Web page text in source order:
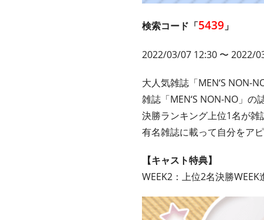
検索コード「5439 」
2022/03/07 12:30 〜 2022/
大人気雑誌「MEN‘S NON-
雑誌「MEN‘S NON-NO」
決勝ランキング上位1名が雑
有名雑誌に載って自分をア
【キャスト特典】
WEEK2：上位2名決勝WEEK